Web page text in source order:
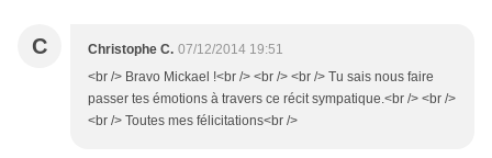
C Christophe C. 07/12/2014 19:51
<br /> Bravo Mickael !<br /> <br /> <br /> Tu sais nous faire
passer tes émotions à travers ce récit sympatique.<br /> <br />
<br /> Toutes mes félicitations<br />